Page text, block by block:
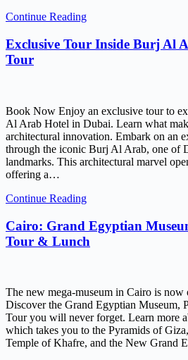
Continue Reading
Exclusive Tour Inside Burj Al
Tour
Book Now Enjoy an exclusive tour to
Al Arab Hotel in Dubai. Learn what
architectural innovation. Embark on an
through the iconic Burj Al Arab, one of
landmarks. This architectural marvel
offering a…
Continue Reading
Cairo: Grand Egyptian
Tour & Lunch
The new mega-museum in Cairo is
Discover the Grand Egyptian Museum,
Tour you will never forget. Learn more
which takes you to the Pyramids of
Temple of Khafre, and the New Grand